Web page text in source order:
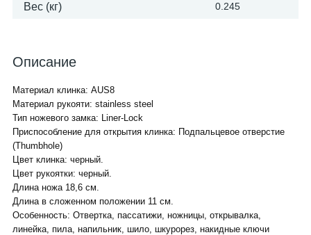
Вес (кг) 0.245
Описание
Материал клинка: AUS8
Материал рукояти: stainless steel
Тип ножевого замка: Liner-Lock
Приспособление для открытия клинка: Подпальцевое отверстие
(Thumbhole)
Цвет клинка: черный.
Цвет рукоятки: черный.
Длина ножа 18,6 см.
Длина в сложенном положении 11 см.
Особенность: Отвертка, пассатижи, ножницы, открывалка,
линейка, пила, напильник, шило, шкурорез, накидные ключи